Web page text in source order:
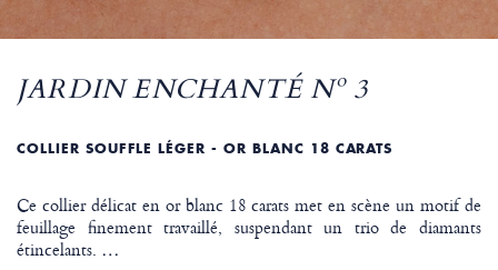
JARDIN ENCHANTÉ Nº 3
COLLIER SOUFFLE LÉGER - OR BLANC 18 CARATS
Ce collier délicat en or blanc 18 carats met en scène un motif de
feuillage finement travaillé, suspendant un trio de diamants
étincelants. …